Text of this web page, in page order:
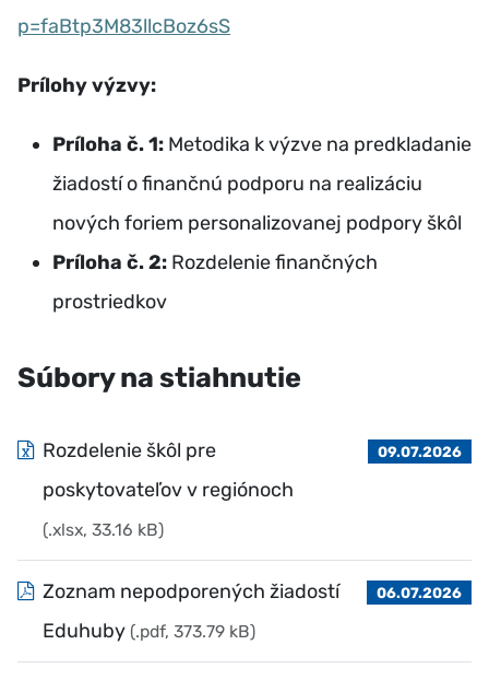
p=faBtp3M83llcBoz6sS
Prílohy výzvy:
Príloha č. 1: Metodika k výzve na predkladanie
žiadostí o finančnú podporu na realizáciu
nových foriem personalizovanej podpory škôl
Príloha č. 2: Rozdelenie finančných
prostriedkov
Súbory na stiahnutie
Rozdelenie škôl pre
poskytovateľov v regiónoch
(.xlsx, 33.16 kB)
09.07.2026
Zoznam nepodporených žiadostí
Eduhuby (.pdf, 373.79 kB)
06.07.2026